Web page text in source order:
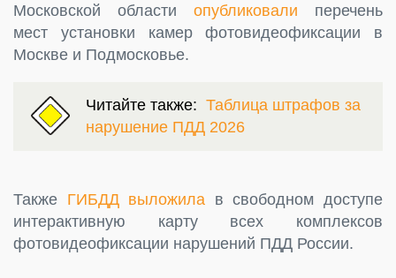
Московской области опубликовали перечень
мест установки камер фотовидеофиксации в
Москве и Подмосковье.
Читайте также: Таблица штрафов за
нарушение ПДД 2026
Также ГИБДД выложила в свободном доступе
интерактивную карту всех комплексов
фотовидеофиксации нарушений ПДД России.